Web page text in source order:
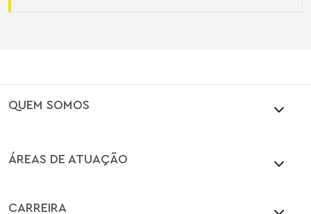
QUEM SOMOS
ÁREAS DE ATUAÇÃO
CARREIRA